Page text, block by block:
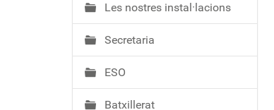
v
e
g
a
c
Les nostres instal·lacions
Secretaria
ESO
Batxillerat